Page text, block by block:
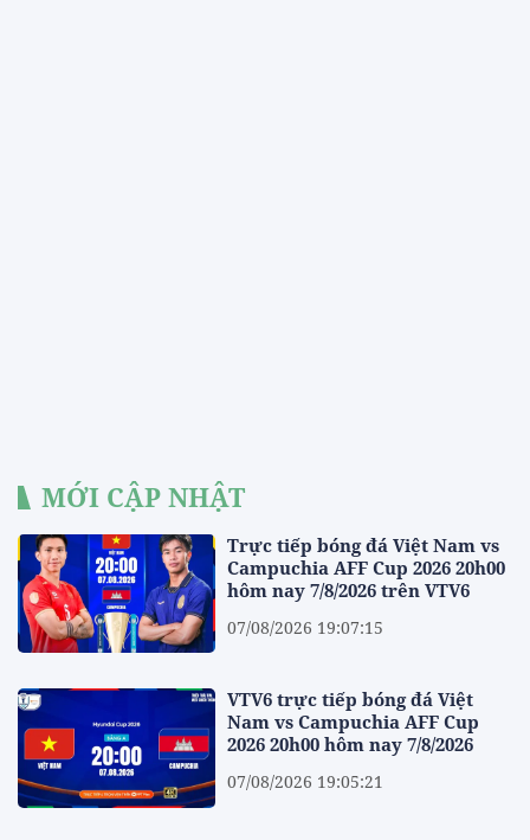
MỚI CẬP NHẬT
Trực tiếp bóng đá Việt Nam vs
Campuchia AFF Cup 2026 20h00
hôm nay 7/8/2026 trên VTV6
07/08/2026 19:07:15
VTV6 trực tiếp bóng đá Việt
Nam vs Campuchia AFF Cup
2026 20h00 hôm nay 7/8/2026
07/08/2026 19:05:21